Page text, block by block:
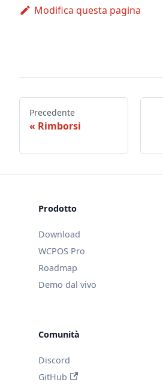
Modifica questa pagina
Precedente
Rimborsi
Prodotto
Download
WCPOS Pro
Roadmap
Demo dal vivo
Comunità
Discord
GitHub